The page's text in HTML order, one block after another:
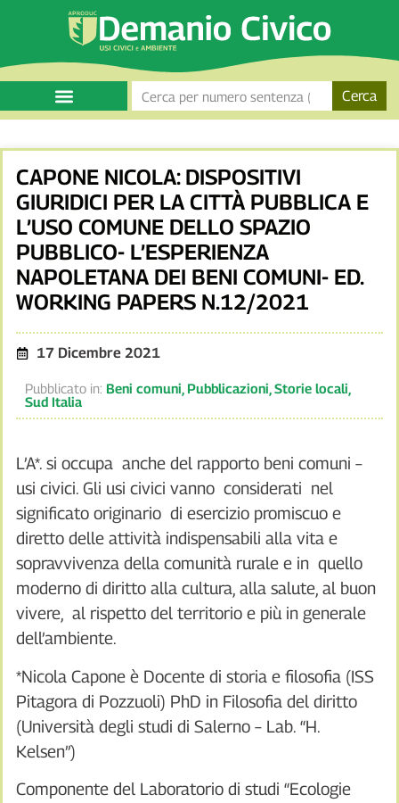
Cerca
CAPONE NICOLA: DISPOSITIVI
GIURIDICI PER LA CITTÀ PUBBLICA E
L’USO COMUNE DELLO SPAZIO
PUBBLICO- L’ESPERIENZA
NAPOLETANA DEI BENI COMUNI- ED.
WORKING PAPERS N.12/2021
17 Dicembre 2021
Pubblicato in: Beni comuni, Pubblicazioni, Storie locali,
Sud Italia
L’A*. si occupa anche del rapporto beni comuni –
usi civici. Gli usi civici vanno considerati nel
significato originario di esercizio promiscuo e
diretto delle attività indispensabili alla vita e
sopravvivenza della comunità rurale e in quello
moderno di diritto alla cultura, alla salute, al buon
vivere, al rispetto del territorio e più in generale
dell’ambiente.
*Nicola Capone è Docente di storia e filosofia (ISS
Pitagora di Pozzuoli) PhD in Filosofia del diritto
(Università degli studi di Salerno – Lab. “H.
Kelsen”)
Componente del Laboratorio di studi “Ecologie